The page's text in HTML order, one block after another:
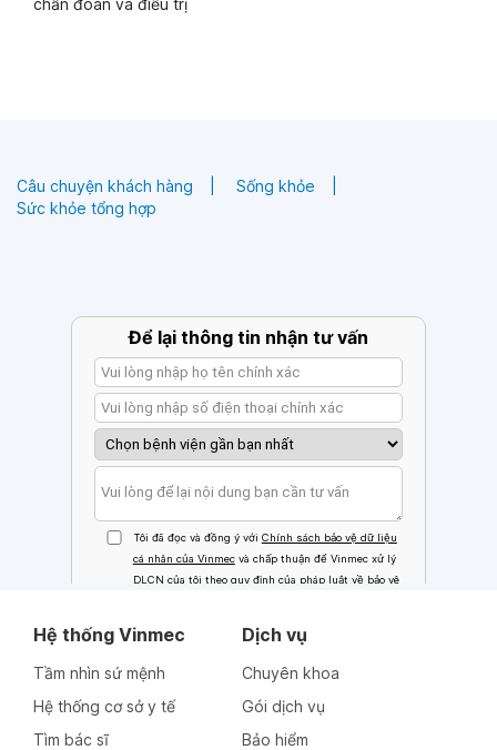
chẩn đoán và điều trị
Câu chuyện khách hàng
Sống khỏe
Sức khỏe tổng hợp
Hệ thống Vinmec
Tầm nhìn sứ mệnh
Hệ thống cơ sở y tế
Tìm bác sĩ
Dịch vụ
Chuyên khoa
Gói dịch vụ
Bảo hiểm